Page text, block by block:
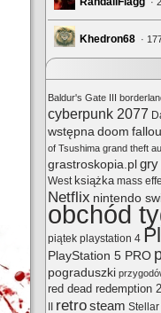
Khedron68 ·
Baldur's Gate III
cyberpunk 2077
wstępnadoom
of Tsushima grand theft
grastroskopia.pl gry
West książka mass
Netflix nintendo
obchód
piątek playstation 4
PlayStation 5 PRO
pograduszki
red dead redemption 2
retrosteam Stellar